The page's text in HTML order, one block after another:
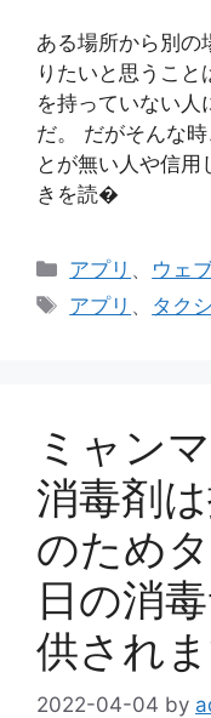
ある場所から別の
りたいと思うこ
を持っていない人
だ。 だがそんな
とが無い人や信
きを読�
カ
テ
アプリ 、 ウェ
タ
アプリ 、 タク
ミャン
消毒剤
のため
日の消
供され
2022-04-04 by